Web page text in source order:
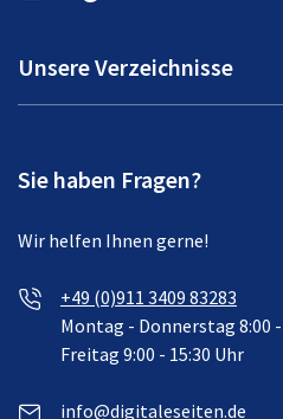
Unsere Verzeichnisse
Sie haben Fragen?
Wir helfen Ihnen gerne!
+49 (0)911 3409 83283
Montag - Donnerstag 8:00
Freitag 9:00 - 15:30 Uhr
info@digitaleseiten.de